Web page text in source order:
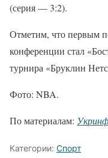
(серия — 3:2).
Отметим, что первым
конференции стал
турнира «Бруклин
Фото: NBA.
По материалам:
Категории: Спорт